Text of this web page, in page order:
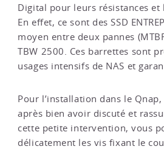
Digital pour leurs résistances et
En effet, ce sont des SSD
moyen entre deux pannes
TBW 2500. Ces barrettes sont
usages intensifs de NAS et
Pour l’installation dans le Qnap,
après bien avoir discuté et
cette petite intervention, vous
délicatement les vis fixant le